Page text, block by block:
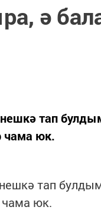
ә
тап
чама юк.
тап
чама юк.